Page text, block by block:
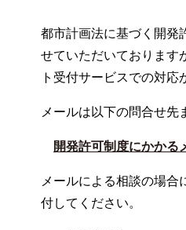
都市計画法に基づく開発
せていただいております
ト受付サービスでの対応
メールは以下の問合せ先
開発許可制度にかかる
メールによる相談の場
付してください。